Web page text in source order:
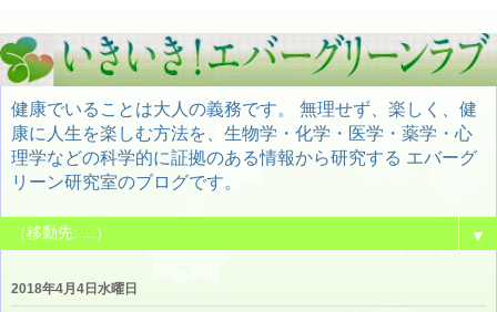
健康でいることは大人の義務です。 無理せず、楽しく、健
康に人生を楽しむ方法を、生物学・化学・医学・薬学・心
理学などの科学的に証拠のある情報から研究する エバーグ
リーン研究室のブログです。
▼
2018年4月4日水曜日